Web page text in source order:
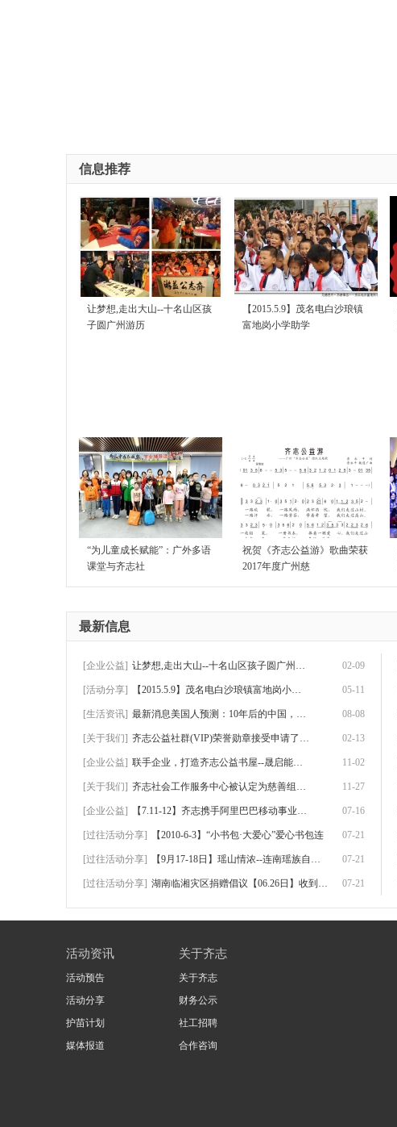
信息推荐
让梦想,走出大山--十名山区孩
子圆广州游历
【2015.5.9】茂名电白沙琅镇
富地岗小学助学
“为儿童成长赋能”：广外多语
课堂与齐志社
祝贺《齐志公益游》歌曲荣获
2017年度广州慈
最新信息
[企业公益] 让梦想,走出大山--十名山区孩子圆广州游历 02-09
[活动分享] 【2015.5.9】茂名电白沙琅镇富地岗小学助学 05-11
[生活资讯] 最新消息美国人预测：10年后的中国，将会是 08-08
[关于我们] 齐志公益社群(VIP)荣誉勋章接受申请了！可 02-13
[企业公益] 联手企业，打造齐志公益书屋--晟启能源赴怀 11-02
[关于我们] 齐志社会工作服务中心被认定为慈善组织！ 11-27
[企业公益] 【7.11-12】齐志携手阿里巴巴移动事业群、 07-16
[过往活动分享] 【2010-6-3】“小书包·大爱心”爱心书包连 07-21
[过往活动分享] 【9月17-18日】瑶山情浓--连南瑶族自治县三 07-21
[过往活动分享] 湖南临湘灾区捐赠倡议【06.26日】收到捐赠 07-21
活动资讯
活动预告
活动分享
护苗计划
媒体报道
关于齐志
关于齐志
财务公示
社工招聘
合作咨询